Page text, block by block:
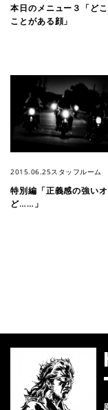
本日のメニュー３「ど
ことがある顔」
2015.06.25スタッフルーム
特別編「正義感の強い
ど……」